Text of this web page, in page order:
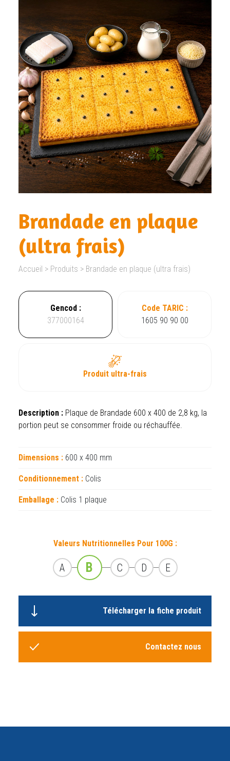
Brandade en plaque
(ultra frais)
Accueil > Produits > Brandade en plaque (ultra frais)
Gencod :
377000164
Code TARIC :
1605 90 90 00
Produit ultra-frais
Description : Plaque de Brandade 600 x 400 de 2,8 kg, la
portion peut se consommer froide ou réchauffée.
Dimensions : 600 x 400 mm
Conditionnement : Colis
Emballage : Colis 1 plaque
Valeurs Nutritionnelles Pour 100G :
A B C D E
Télécharger la fiche produit
Contactez nous